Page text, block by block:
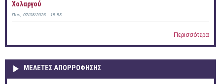
Χολαργού
Παρ, 07/08/2026 - 15:53
Περισσότερα
ΜΕΛΕΤΕΣ ΑΠΟΡΡΟΦΗΣΗΣ